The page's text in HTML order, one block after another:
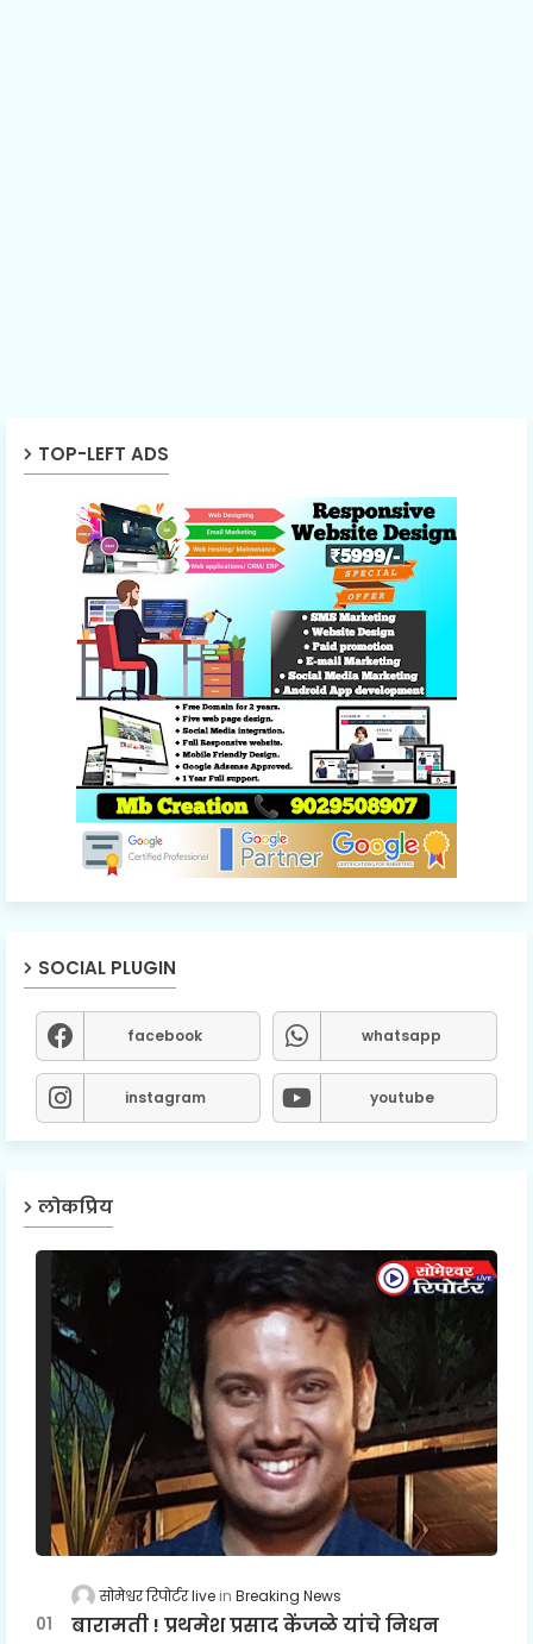
TOP-LEFT ADS
SOCIAL PLUGIN
facebook whatsapp
instagram youtube
लोकप्रिय
सोमेश्वर रिपोर्टर live Breaking News
बारामती ! प्रथमेश प्रसाद केंजळे यांचे निधन